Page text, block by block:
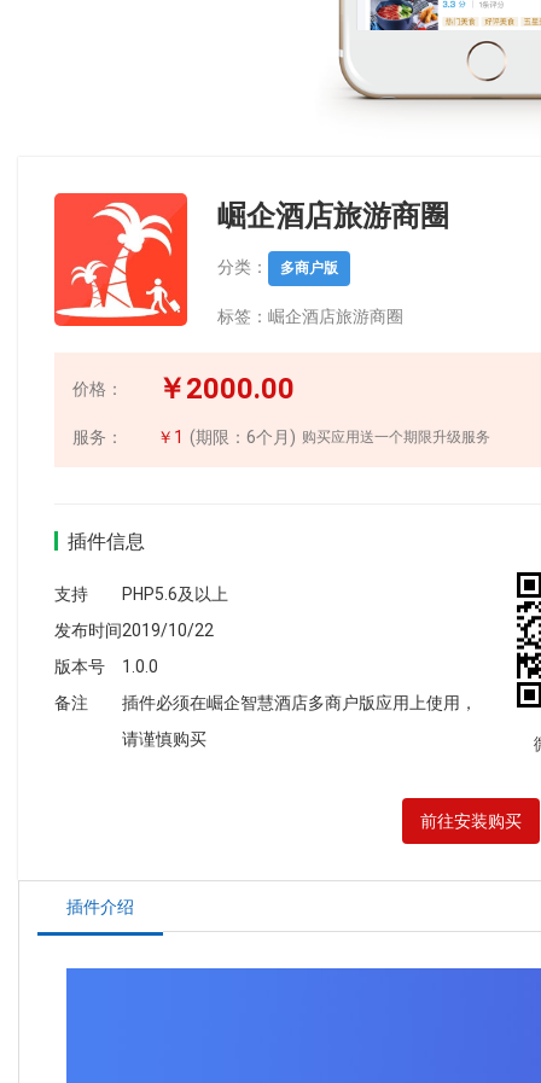
崛企酒店旅游商圈
分类： 多商户版
标签： 崛企酒店旅游商圈
价格： ￥2000.00
服务： ￥1 (期限：6个月) 购买应用送一个期限升级服务
插件信息
支持
发布时间
版本号
备注
PHP5.6及以上
2019/10/22
1.0.0
插件必须在崛企智慧酒店多商户版应用上使用，
请谨慎购买
前往安装购买
插件介绍